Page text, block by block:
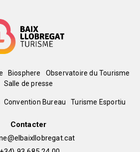
Biosphere
Observatoire du Tourisme
Salle de presse
Convention Bureau Turisme Esportiu
Contacter